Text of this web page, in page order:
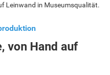
Leinwand in Museumsqualität.
von Hand auf